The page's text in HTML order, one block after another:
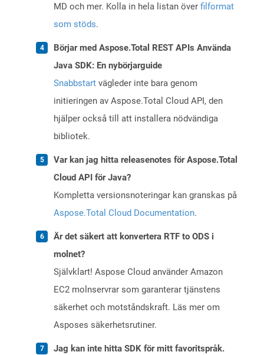
MD och mer. Kolla in hela listan över filformat
som stöds.
Börjar med Aspose.Total REST APIs Använda
Java SDK: En nybörjarguide
Snabbstart vägleder inte bara genom
initieringen av Aspose.Total Cloud API, den
hjälper också till att installera nödvändiga
bibliotek.
Var kan jag hitta releasenotes för Aspose.Total
Cloud API för Java?
Kompletta versionsnoteringar kan granskas på
Aspose.Total Cloud Documentation.
Är det säkert att konvertera RTF to ODS i
molnet?
Självklart! Aspose Cloud använder Amazon
EC2 molnservrar som garanterar tjänstens
säkerhet och motståndskraft. Läs mer om
Asposes säkerhetsrutiner.
Jag kan inte hitta SDK för mitt favoritspråk.